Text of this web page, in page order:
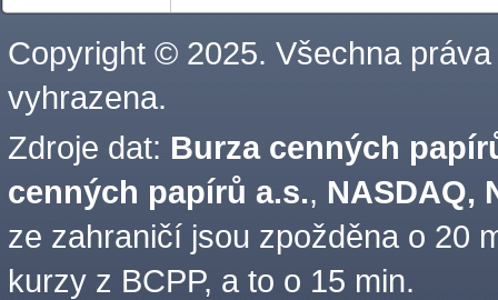
Copyright © 2025. Všechna práva
vyhrazena.
Zdroje dat: Burza cenných
cenných papírů a.s., NASDAQ,
ze zahraničí jsou zpožděna o 20
kurzy z BCPP, a to o 15 min.